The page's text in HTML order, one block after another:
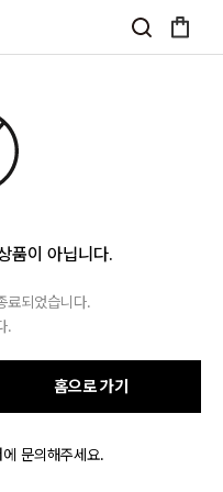
품이 아닙니다.
료되었습니다.
.
홈으로 가기
문의해주세요.